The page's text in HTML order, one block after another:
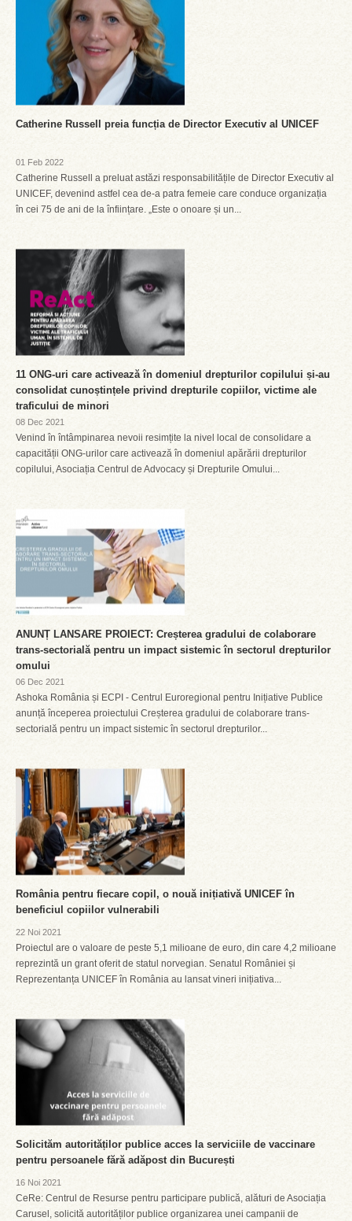
Catherine Russell preia funcția de Director Executiv al UNICEF
01 Feb 2022
Catherine Russell a preluat astăzi responsabilitățile de Director Executiv al
UNICEF, devenind astfel cea de-a patra femeie care conduce organizația
în cei 75 de ani de la înființare. „Este o onoare și un...
11 ONG-uri care activează în domeniul drepturilor copilului și-au
consolidat cunoștințele privind drepturile copiilor, victime ale
traficului de minori
08 Dec 2021
Venind în întâmpinarea nevoii resimțite la nivel local de consolidare a
capacității ONG-urilor care activează în domeniul apărării drepturilor
copilului, Asociația Centrul de Advocacy și Drepturile Omului...
ANUNȚ LANSARE PROIECT: Creșterea gradului de colaborare
trans-sectorială pentru un impact sistemic în sectorul drepturilor
omului
06 Dec 2021
Ashoka România și ECPI - Centrul Euroregional pentru Inițiative Publice
anunță începerea proiectului Creșterea gradului de colaborare trans-
sectorială pentru un impact sistemic în sectorul drepturilor...
România pentru fiecare copil, o nouă inițiativă UNICEF în
beneficiul copiilor vulnerabili
22 Noi 2021
Proiectul are o valoare de peste 5,1 milioane de euro, din care 4,2 milioane
reprezintă un grant oferit de statul norvegian. Senatul României și
Reprezentanța UNICEF în România au lansat vineri inițiativa...
Solicităm autorităților publice acces la serviciile de vaccinare
pentru persoanele fără adăpost din București
16 Noi 2021
CeRe: Centrul de Resurse pentru participare publică, alături de Asociația
Carusel, solicită autorităților publice organizarea unei campanii de